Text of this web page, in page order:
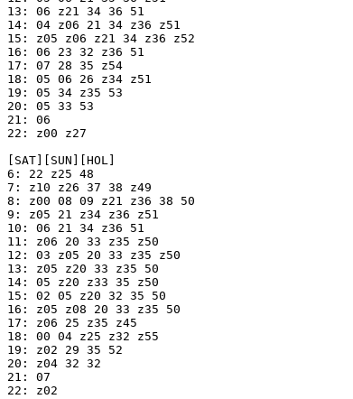
13: 06 z21 34 36 51
14: 04 z06 21 34 z36 z51
15: z05 z06 z21 34 z36 z52
16: 06 23 32 z36 51
17: 07 28 35 z54
18: 05 06 26 z34 z51
19: 05 34 z35 53
20: 05 33 53
21: 06
22: z00 z27
[SAT][SUN][HOL]
6: 22 z25 48
7: z10 z26 37 38 z49
8: z00 08 09 z21 z36 38 50
9: z05 21 z34 z36 z51
10: 06 21 34 z36 51
11: z06 20 33 z35 z50
12: 03 z05 20 33 z35 z50
13: z05 z20 33 z35 50
14: 05 z20 z33 35 z50
15: 02 05 z20 32 35 50
16: z05 z08 20 33 z35 50
17: z06 25 z35 z45
18: 00 04 z25 z32 z55
19: z02 29 35 52
20: z04 32 32
21: 07
22: z02